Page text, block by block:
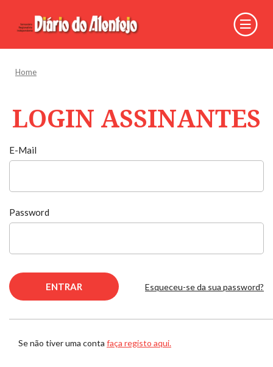
Home
LOGIN ASSINANTES
E-Mail
Password
Esqueceu-se da sua password?
Se não tiver uma conta faça registo aqui.